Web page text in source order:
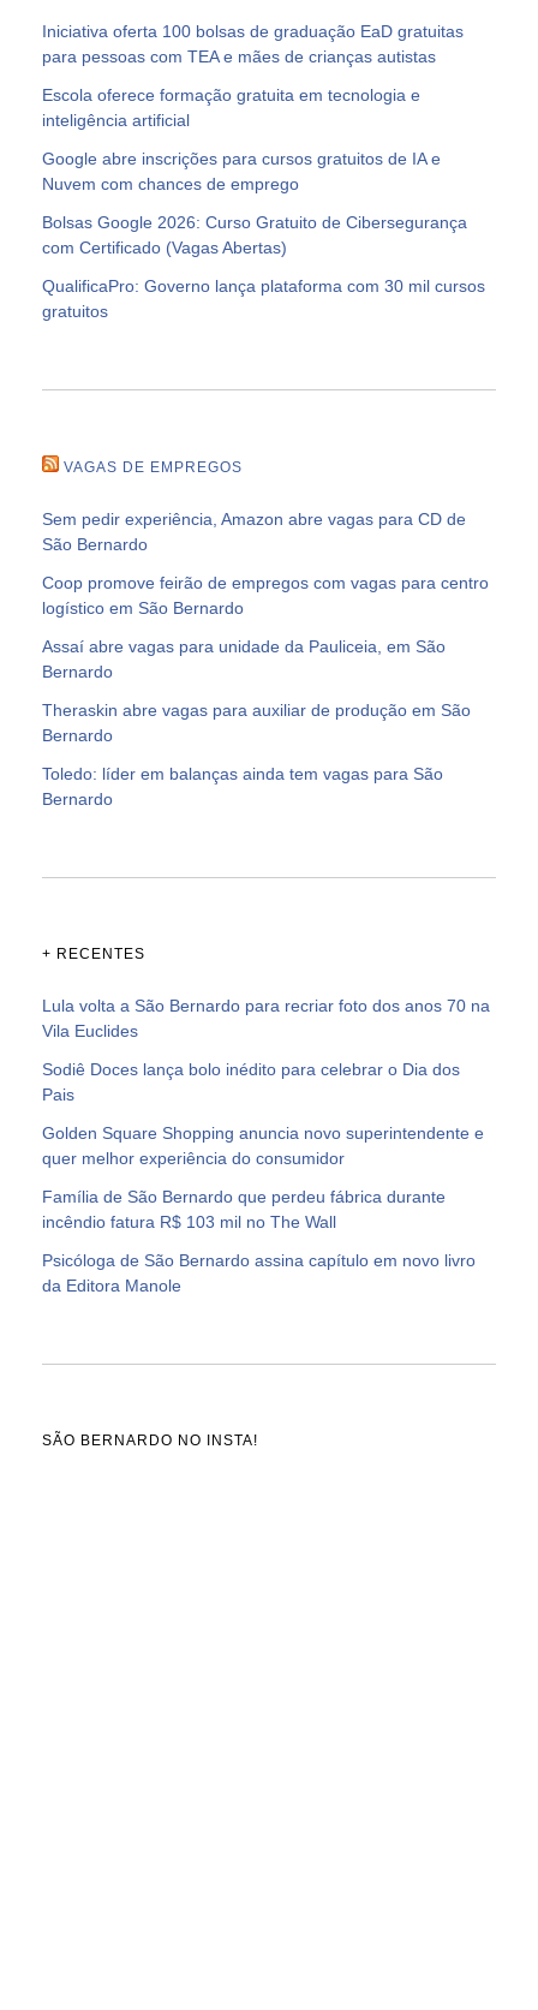
Iniciativa oferta 100 bolsas de graduação EaD gratuitas
para pessoas com TEA e mães de crianças autistas
Escola oferece formação gratuita em tecnologia e
inteligência artificial
Google abre inscrições para cursos gratuitos de IA e
Nuvem com chances de emprego
Bolsas Google 2026: Curso Gratuito de Cibersegurança
com Certificado (Vagas Abertas)
QualificaPro: Governo lança plataforma com 30 mil cursos
gratuitos
VAGAS DE EMPREGOS
Sem pedir experiência, Amazon abre vagas para CD de
São Bernardo
Coop promove feirão de empregos com vagas para centro
logístico em São Bernardo
Assaí abre vagas para unidade da Pauliceia, em São
Bernardo
Theraskin abre vagas para auxiliar de produção em São
Bernardo
Toledo: líder em balanças ainda tem vagas para São
Bernardo
+ RECENTES
Lula volta a São Bernardo para recriar foto dos anos 70 na
Vila Euclides
Sodiê Doces lança bolo inédito para celebrar o Dia dos
Pais
Golden Square Shopping anuncia novo superintendente e
quer melhor experiência do consumidor
Família de São Bernardo que perdeu fábrica durante
incêndio fatura R$ 103 mil no The Wall
Psicóloga de São Bernardo assina capítulo em novo livro
da Editora Manole
SÃO BERNARDO NO INSTA!